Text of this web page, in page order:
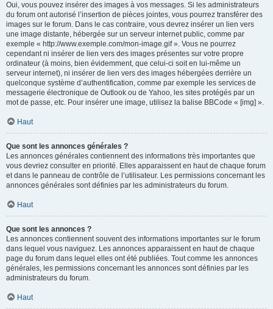
Oui, vous pouvez insérer des images à vos messages. Si les administrateurs
du forum ont autorisé l’insertion de pièces jointes, vous pourrez transférer des
images sur le forum. Dans le cas contraire, vous devrez insérer un lien vers
une image distante, hébergée sur un serveur internet public, comme par
exemple « http://www.exemple.com/mon-image.gif ». Vous ne pourrez
cependant ni insérer de lien vers des images présentes sur votre propre
ordinateur (à moins, bien évidemment, que celui-ci soit en lui-même un
serveur internet), ni insérer de lien vers des images hébergées derrière un
quelconque système d’authentification, comme par exemple les services de
messagerie électronique de Outlook ou de Yahoo, les sites protégés par un
mot de passe, etc. Pour insérer une image, utilisez la balise BBCode « [img] ».
Haut
Que sont les annonces générales ?
Les annonces générales contiennent des informations très importantes que
vous devriez consulter en priorité. Elles apparaissent en haut de chaque forum
et dans le panneau de contrôle de l’utilisateur. Les permissions concernant les
annonces générales sont définies par les administrateurs du forum.
Haut
Que sont les annonces ?
Les annonces contiennent souvent des informations importantes sur le forum
dans lequel vous naviguez. Les annonces apparaissent en haut de chaque
page du forum dans lequel elles ont été publiées. Tout comme les annonces
générales, les permissions concernant les annonces sont définies par les
administrateurs du forum.
Haut